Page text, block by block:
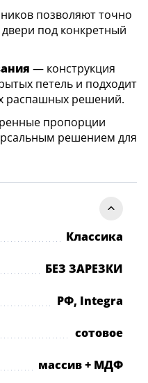
позволяют точно
под конкретный
— конструкция
петель и подходит
распашных решений.
пропорции
решением для
Классика
БЕЗ ЗАРЕЗКИ
РФ, Integra
сотовое
массив + МДФ